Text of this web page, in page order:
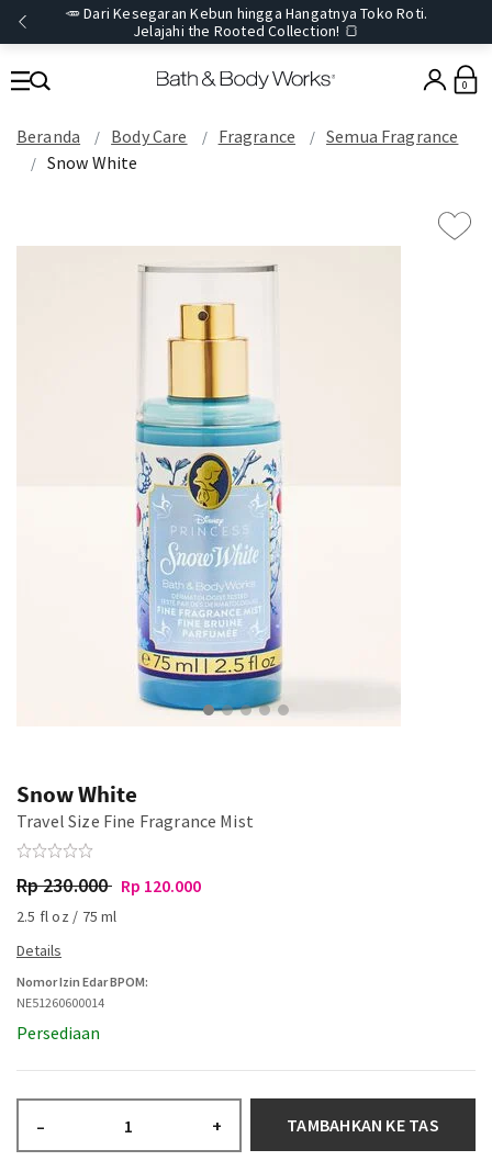
🥕 Dari Kesegaran Kebun hingga Hangatnya Toko Roti.
Jelajahi the Rooted Collection! 🍞
0
Beranda Body Care Fragrance
Semua Fragrance
Snow White
Snow White
Travel Size Fine Fragrance Mist
Rp 230.000 Rp 120.000
2.5 fl oz / 75 ml
Nomor Izin Edar BPOM:
NE51260600014
Persediaan
– + TAMBAHKAN KE TAS